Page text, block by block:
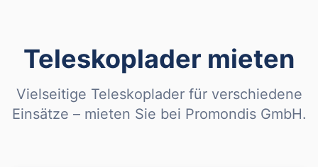
Teleskoplader mieten
Vielseitige Teleskoplader für verschiedene
Einsätze – mieten Sie bei Promondis GmbH.